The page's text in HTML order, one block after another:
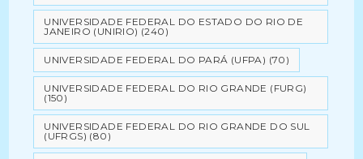
UNIVERSIDADE FEDERAL DO ESTADO DO RIO DE
JANEIRO (UNIRIO) (240)
UNIVERSIDADE FEDERAL DO PARÁ (UFPA) (70)
UNIVERSIDADE FEDERAL DO RIO GRANDE (FURG)
(150)
UNIVERSIDADE FEDERAL DO RIO GRANDE DO SUL
(UFRGS) (80)